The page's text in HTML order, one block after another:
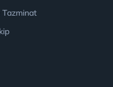
Tazminat